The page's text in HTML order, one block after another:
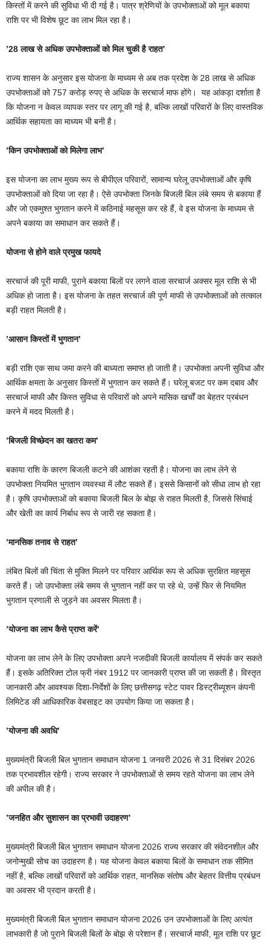
किस्तों में करने की सुविधा भी दी गई है। पात्र श्रेणियों के उपभोक्ताओं को मूल बकाया
राशि पर भी विशेष छूट का लाभ मिल रहा है।
’28 लाख से अधिक उपभोक्ताओं को मिल चुकी है राहत’
राज्य शासन के अनुसार इस योजना के माध्यम से अब तक प्रदेश के 28 लाख से अधिक
उपभोक्ताओं को 757 करोड़ रुपए से अधिक के सरचार्ज माफ होंगे। यह आंकड़ा दर्शाता है
कि योजना न केवल व्यापक स्तर पर लागू की गई है, बल्कि लाखों परिवारों के लिए वास्तविक
आर्थिक सहायता का माध्यम भी बनी है।
’किन उपभोक्ताओं को मिलेगा लाभ’
इस योजना का लाभ मुख्य रूप से बीपीएल परिवारों, सामान्य घरेलू उपभोक्ताओं और कृषि
उपभोक्ताओं को दिया जा रहा है। ऐसे उपभोक्ता जिनके बिजली बिल लंबे समय से बकाया हैं
और जो एकमुश्त भुगतान करने में कठिनाई महसूस कर रहे हैं, वे इस योजना के माध्यम से
अपने बकाया का समाधान कर सकते हैं।
योजना से होने वाले प्रमुख फायदे
सरचार्ज की पूरी माफी, पुराने बकाया बिलों पर लगने वाला सरचार्ज अक्सर मूल राशि से भी
अधिक हो जाता है। इस योजना के तहत सरचार्ज की पूर्ण माफी से उपभोक्ताओं को तत्काल
बड़ी राहत मिलती है।
’आसान किस्तों में भुगतान’
बड़ी राशि एक साथ जमा करने की बाध्यता समाप्त हो जाती है। उपभोक्ता अपनी सुविधा और
आर्थिक क्षमता के अनुसार किस्तों में भुगतान कर सकते हैं। घरेलू बजट पर कम दबाव और
सरचार्ज माफी और किस्त सुविधा से परिवारों को अपने मासिक खर्चों का बेहतर प्रबंधन
करने में मदद मिलती है।
’बिजली विच्छेदन का खतरा कम’
बकाया राशि के कारण बिजली कटने की आशंका रहती है। योजना का लाभ लेने से
उपभोक्ता नियमित भुगतान व्यवस्था में लौट सकते हैं। इससे किसानों को सीधा लाभ हो रहा
है। कृषि उपभोक्ताओं को बकाया बिजली बिल के बोझ से राहत मिलती है, जिससे सिंचाई
और खेती का कार्य निर्बाध रूप से जारी रह सकता है।
’मानसिक तनाव से राहत’
लंबित बिलों की चिंता से मुक्ति मिलने पर परिवार आर्थिक रूप से अधिक सुरक्षित महसूस
करते हैं। जो उपभोक्ता लंबे समय से भुगतान नहीं कर पा रहे थे, उन्हें फिर से नियमित
भुगतान प्रणाली से जुड़ने का अवसर मिलता है।
’योजना का लाभ कैसे प्राप्त करें’
योजना का लाभ लेने के लिए उपभोक्ता अपने नजदीकी बिजली कार्यालय में संपर्क कर सकते
हैं। इसके अतिरिक्त टोल फ्री नंबर 1912 पर जानकारी प्राप्त की जा सकती है। विस्तृत
जानकारी और आवश्यक दिशा-निर्देशों के लिए छत्तीसगढ़ स्टेट पावर डिस्ट्रीब्यूशन कंपनी
लिमिटेड की आधिकारिक वेबसाइट का उपयोग किया जा सकता है।
’योजना की अवधि’
मुख्यमंत्री बिजली बिल भुगतान समाधान योजना 1 जनवरी 2026 से 31 दिसंबर 2026
तक प्रभावशील रहेगी। राज्य सरकार ने उपभोक्ताओं से समय रहते योजना का लाभ लेने
की अपील की है।
’जनहित और सुशासन का प्रभावी उदाहरण’
मुख्यमंत्री बिजली बिल भुगतान समाधान योजना 2026 राज्य सरकार की संवेदनशील और
जनोन्मुखी सोच का उदाहरण है। यह योजना केवल बकाया बिलों के समाधान तक सीमित
नहीं है, बल्कि लाखों परिवारों को आर्थिक राहत, मानसिक संतोष और बेहतर वित्तीय प्रबंधन
का अवसर भी प्रदान करती है।
मुख्यमंत्री बिजली बिल भुगतान समाधान योजना 2026 उन उपभोक्ताओं के लिए अत्यंत
लाभकारी है जो पुराने बिजली बिलों के बोझ से परेशान हैं। सरचार्ज माफी, मूल राशि पर छूट